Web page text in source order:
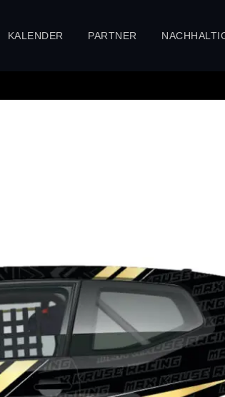
KALENDER PARTNER